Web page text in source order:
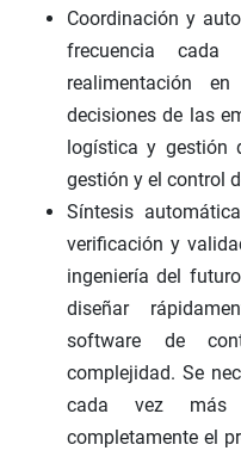
Coordinación y
frecuencia
realimentación
decisiones de las
logística y gestión
gestión y el control
Síntesis
verificación y
ingeniería del
diseñar
software de
complejidad. Se
cada vez más
completamente el